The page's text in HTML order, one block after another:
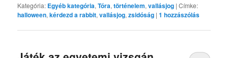
Kategória: Egyéb kategória,Tóra,történelem,vallásjog |Címke:
halloween,kérdezd a rabbit,vallásjog,zsidóság |1 hozzászólás